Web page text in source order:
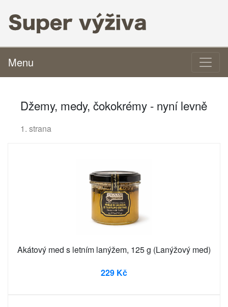
Menu
Džemy, medy, čokokrémy - nyní levně
1. strana
Akátový med s letním lanýžem, 125 g (Lanýžový med)
229 Kč